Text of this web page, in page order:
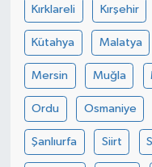
Kırklareli Kırşehir
Kütahya Malatya
Mersin Muğla
Ordu Osmaniye
Şanlıurfa Siirt